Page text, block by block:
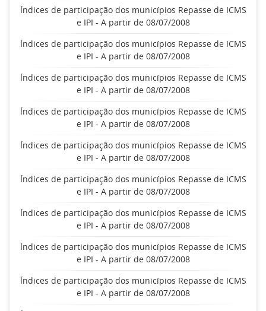
Índices de participação dos municípios Repasse de ICMS
e IPI - A partir de 08/07/2008
Índices de participação dos municípios Repasse de ICMS
e IPI - A partir de 08/07/2008
Índices de participação dos municípios Repasse de ICMS
e IPI - A partir de 08/07/2008
Índices de participação dos municípios Repasse de ICMS
e IPI - A partir de 08/07/2008
Índices de participação dos municípios Repasse de ICMS
e IPI - A partir de 08/07/2008
Índices de participação dos municípios Repasse de ICMS
e IPI - A partir de 08/07/2008
Índices de participação dos municípios Repasse de ICMS
e IPI - A partir de 08/07/2008
Índices de participação dos municípios Repasse de ICMS
e IPI - A partir de 08/07/2008
Índices de participação dos municípios Repasse de ICMS
e IPI - A partir de 08/07/2008